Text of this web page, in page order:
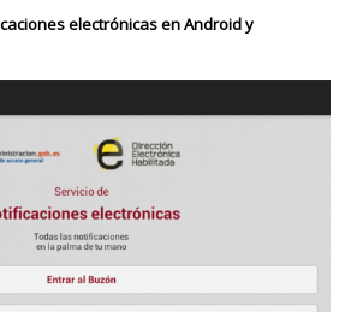
electrónicas en Android y